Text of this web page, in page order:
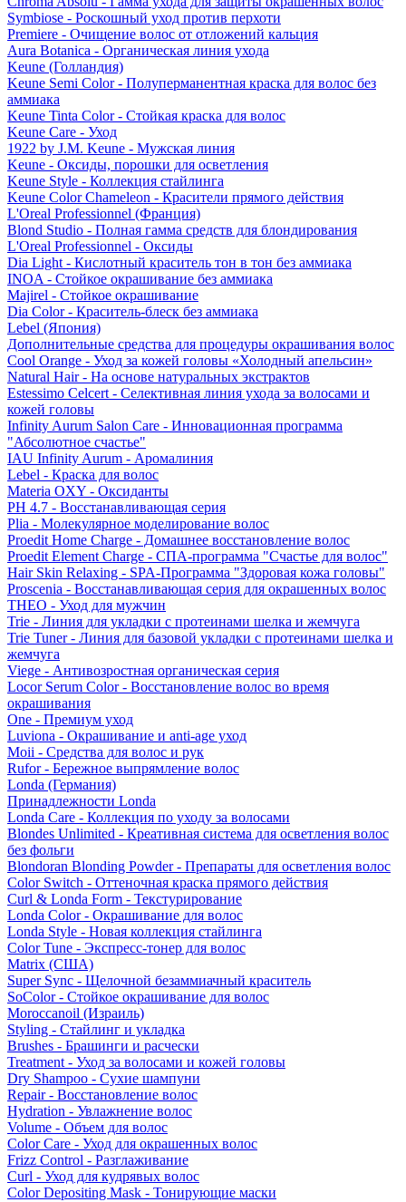
Symbiose - Роскошный уход против перхоти
Premiere - Очищение волос от отложений кальция
Aura Botanica - Органическая линия ухода
Keune (Голландия)
Keune Semi Color - Полуперманентная краска для волос без
аммиака
Keune Tinta Color - Стойкая краска для волос
Keune Care - Уход
1922 by J.M. Keune - Мужская линия
Keune - Оксиды, порошки для осветления
Keune Style - Коллекция стайлинга
Keune Color Chameleon - Красители прямого действия
L'Oreal Professionnel (Франция)
Blond Studio - Полная гамма средств для блондирования
L'Oreal Professionnel - Оксиды
Dia Light - Кислотный краситель тон в тон без аммиака
INOA - Стойкое окрашивание без аммиака
Majirel - Стойкое окрашивание
Dia Color - Краситель-блеск без аммиака
Lebel (Япония)
Дополнительные средства для процедуры окрашивания волос
Cool Orange - Уход за кожей головы «Холодный апельсин»
Natural Hair - На основе натуральных экстрактов
Estessimo Celcert - Селективная линия ухода за волосами и
кожей головы
Infinity Aurum Salon Care - Инновационная программа
"Абсолютное счастье"
IAU Infinity Aurum - Аромалиния
Lebel - Краска для волос
Materia OXY - Оксиданты
PH 4.7 - Восстанавливающая серия
Plia - Молекулярное моделирование волос
Proedit Home Charge - Домашнее восстановление волос
Proedit Element Charge - СПА-программа "Счастье для волос"
Hair Skin Relaxing - SPA-Программа "Здоровая кожа головы"
Proscenia - Восстанавливающая серия для окрашенных волос
THEO - Уход для мужчин
Trie - Линия для укладки с протеинами шелка и жемчуга
Trie Tuner - Линия для базовой укладки с протеинами шелка и
жемчуга
Viege - Антивозростная органическая серия
Locor Serum Color - Восстановление волос во время
окрашивания
One - Премиум уход
Luviona - Окрашивание и anti-age уход
Moii - Средства для волос и рук
Rufor - Бережное выпрямление волос
Londa (Германия)
Принадлежности Londa
Londa Care - Коллекция по уходу за волосами
Blondes Unlimited - Креативная система для осветления волос
без фольги
Blondoran Blonding Powder - Препараты для осветления волос
Color Switch - Оттеночная краска прямого действия
Curl & Londa Form - Текстурирование
Londa Color - Окрашивание для волос
Londa Style - Новая коллекция стайлинга
Color Tune - Экспресс-тонер для волос
Matrix (США)
Super Sync - Щелочной безаммиачный краситель
SoColor - Стойкое окрашивание для волос
Moroccanoil (Израиль)
Styling - Стайлинг и укладка
Brushes - Брашинги и расчески
Treatment - Уход за волосами и кожей головы
Dry Shampoo - Сухие шампуни
Repair - Восстановление волос
Hydration - Увлажнение волос
Volume - Объем для волос
Color Care - Уход для окрашенных волос
Frizz Control - Разглаживание
Curl - Уход для кудрявых волос
Color Depositing Mask - Тонирующие маски